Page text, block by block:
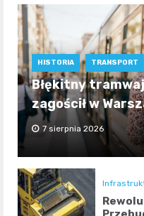
HISTORIA TRANSPORT
Błękitny
zagościł w
7 sierpnia 2026